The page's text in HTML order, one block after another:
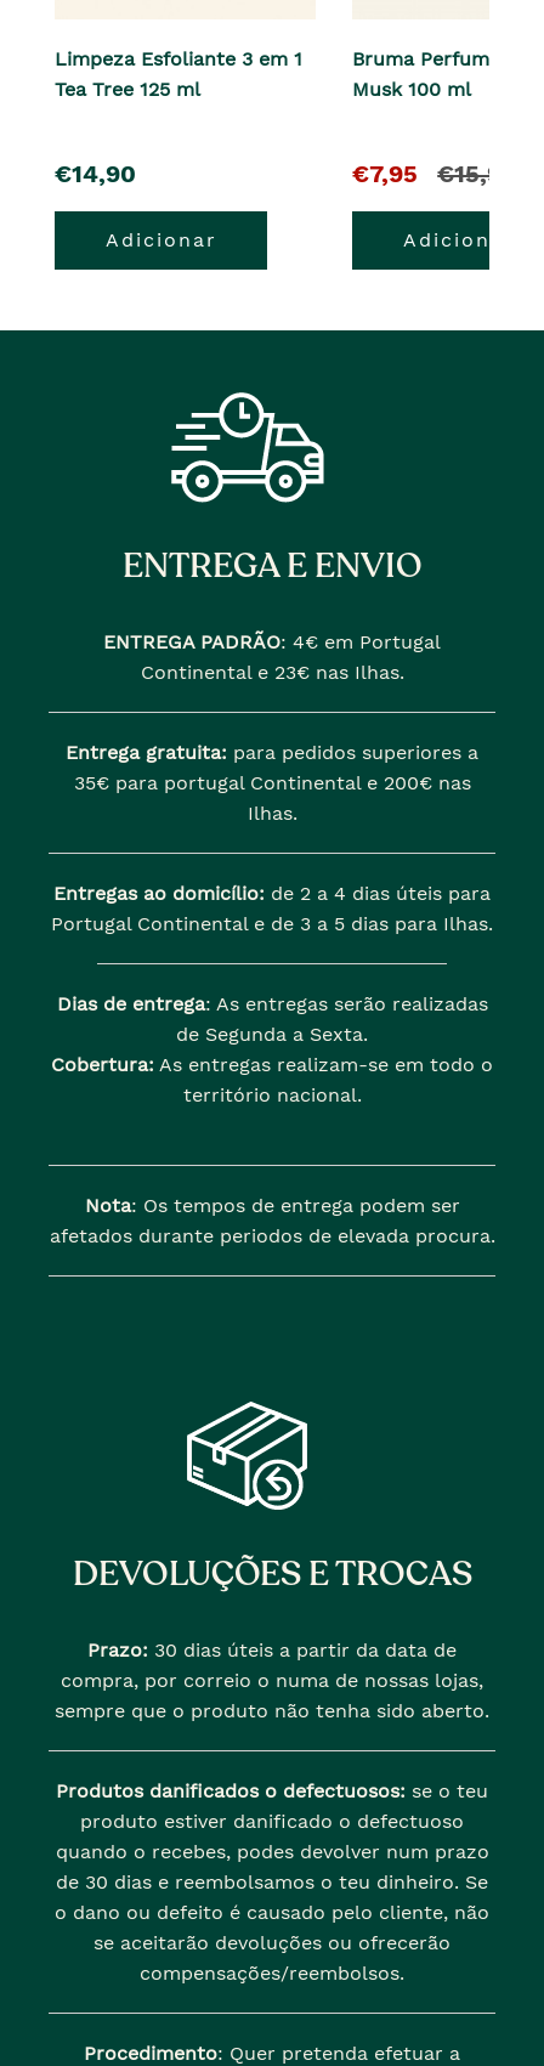
Limpeza Esfoliante 3 em 1
Tea Tree 125 ml
pre�o
€14,90
Adicionar
Bruma Perfumada
Musk 100 ml
O
pre�o
atual
€7,95
e
o
pre�o
era
€15,90
Adicionar
ENTREGA E ENVIO
ENTREGA PADRÃO: 4€ em Portugal
Continental e 23€ nas Ilhas.
Entrega gratuita: para pedidos superiores a
35€ para portugal Continental e 200€ nas
Ilhas.
Entregas ao domicílio: de 2 a 4 dias úteis para
Portugal Continental e de 3 a 5 dias para Ilhas.
Dias de entrega: As entregas serão realizadas
de Segunda a Sexta.
Cobertura: As entregas realizam-se em todo o
território nacional.
Nota: Os tempos de entrega podem ser
afetados durante periodos de elevada procura.
DEVOLUÇÕES E TROCAS
Prazo: 30 dias úteis a partir da data de
compra, por correio o numa de nossas lojas,
sempre que o produto não tenha sido aberto.
Produtos danificados o defectuosos: se o teu
produto estiver danificado o defectuoso
quando o recebes, podes devolver num prazo
de 30 dias e reembolsamos o teu dinheiro. Se
o dano ou defeito é causado pelo cliente, não
se aceitarão devoluções ou ofrecerão
compensações/reembolsos.
Procedimento: Quer pretenda efetuar a